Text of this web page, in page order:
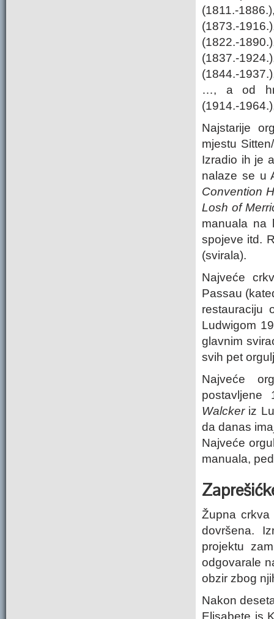
(1811.-
(1873.-
(1822.-
(1837.-
(1844.-
…, a od
(1914.-
Najstarije
mjestu
Izradio ih je
nalaze se u
Convention
Losh of
manuala na
spojeve itd.
(svirala).
Najveće
Passau
restauraciju
Ludwigom
glavnim
svih pet
Najveće
postavljene
Walcker iz
da danas
Najveće
manuala,
Župna
dovršena.
projektu
odgovarale
obzir zbog
Nakon
Elisabete is